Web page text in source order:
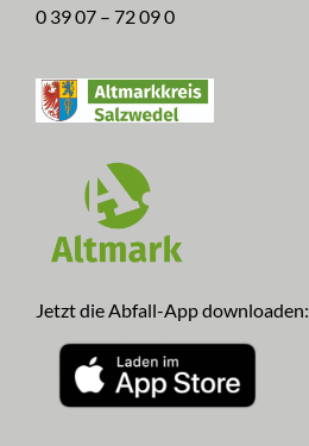
0 39 07 – 72 09 0
Jetzt die Abfall-App downloaden: